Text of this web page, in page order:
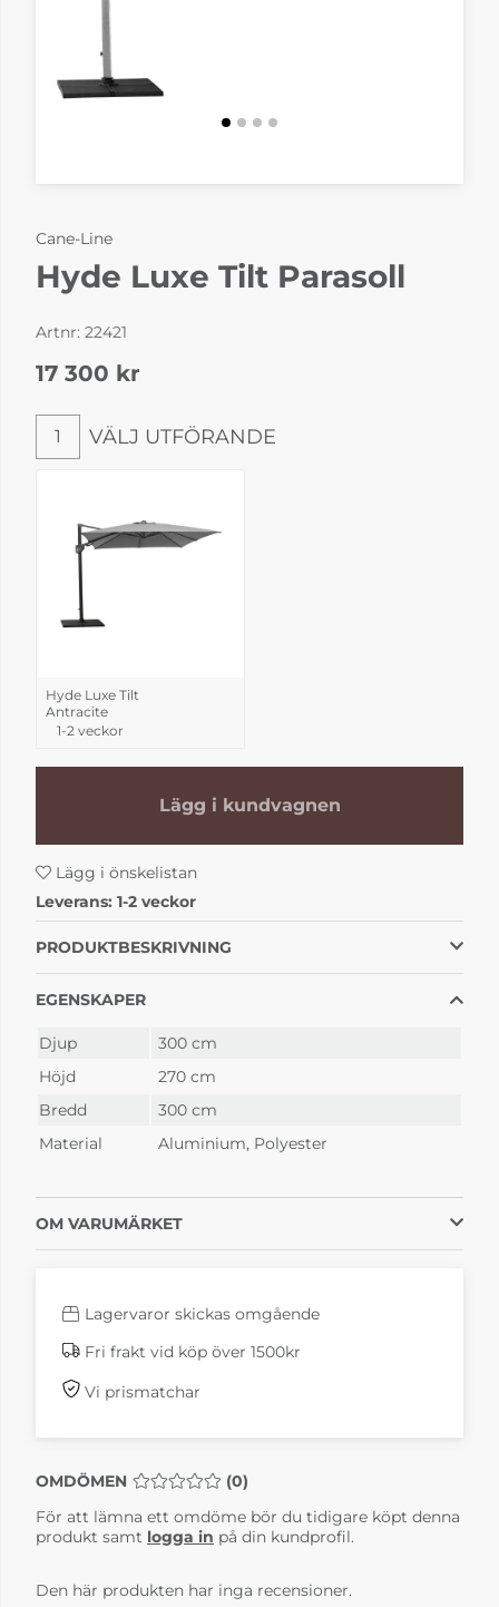
Cane-Line
Hyde Luxe Tilt Parasoll
Artnr: 22421
17 300 kr
Välj utförande
1 VÄLJ UTFÖRANDE
Hyde Luxe Tilt
Antracite
1-2 veckor
Lägg i kundvagnen
Lägg i önskelistan
Leverans: 1-2 veckor
PRODUKTBESKRIVNING
EGENSKAPER
Djup
300 cm
Höjd
270 cm
Bredd
300 cm
Material
Aluminium, Polyester
OM VARUMÄRKET
Lagervaror skickas omgående
Fri frakt vid köp över 1500kr
Vi prismatchar
OMDÖMEN MEDELBETYG 0 AV 5 ANTAL BETYG 0
(0)
För att lämna ett omdöme bör du tidigare köpt denna
produkt samt logga in på din kundprofil.
Den här produkten har inga recensioner.